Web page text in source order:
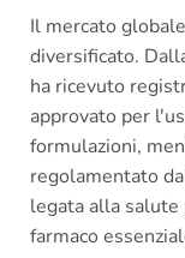
Il mercato
diversificato.
ha ricevuto
approvato per
formulazioni,
regolamentato
legata alla salute
farmaco